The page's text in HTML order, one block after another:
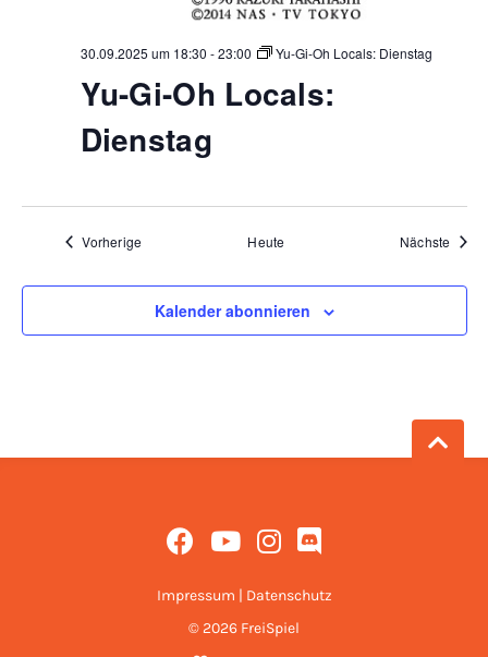
30.09.2025 um 18:30 -23:00 Yu-Gi-Oh Locals: Dienstag
Yu-Gi-Oh Locals:
Dienstag
Vorherige Heute Nächste
Kalender abonnieren
Impressum | Datenschutz
© 2026 FreiSpiel